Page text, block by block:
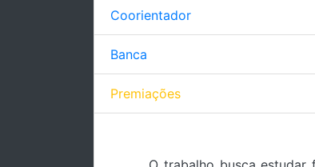
Coorientador
Banca
Premiações